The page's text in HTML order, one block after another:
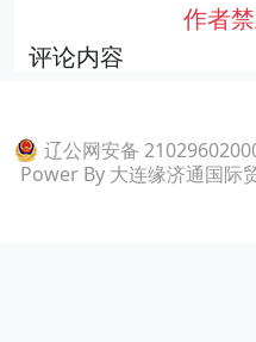
作者
评论内容
辽公网安备
Power By 大连缘济通国际